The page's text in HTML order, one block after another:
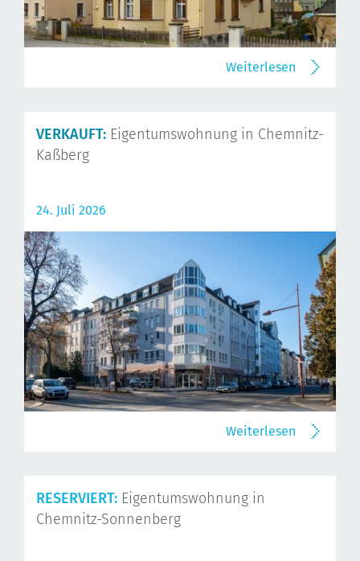
Weiterlesen
VERKAUFT: Eigentumswohnung in Chemnitz-
Kaßberg
24. Juli 2026
Weiterlesen
RESERVIERT: Eigentumswohnung in
Chemnitz-Sonnenberg